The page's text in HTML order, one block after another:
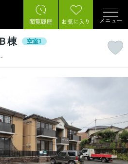
閲覧履歴 お気に入り メニュー
棟 空室1